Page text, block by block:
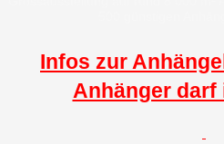
Infos zur
Anhänger darf